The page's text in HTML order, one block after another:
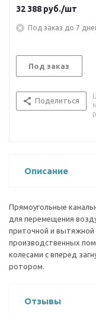
32 388 руб./шт
Под заказ до 7
Под заказ
Поделиться
Описание
Прямоугольные
для перемещения
приточной и
производственных
колесами с вперед
ротором.
Отзывы